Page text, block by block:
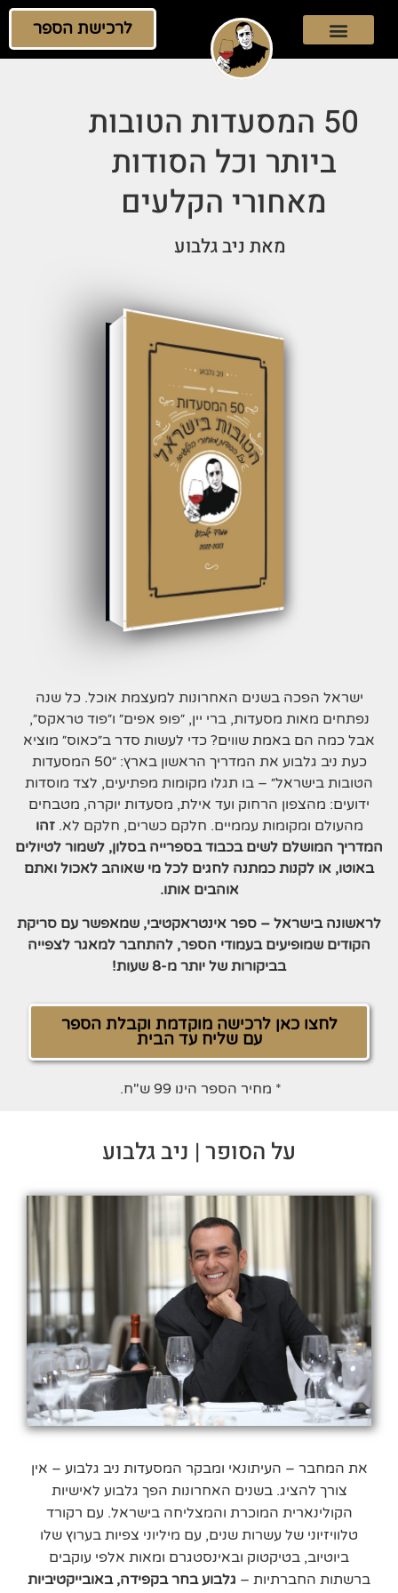
לרכישת הספר
50 המסעדות הטובות
ביותר וכל הסודות
מאחורי הקלעים
מאת ניב גלבוע
ישראל הפכה בשנים האחרונות למעצמת אוכל. כל שנה
נפתחים מאות מסעדות, ברי יין, ״פופ אפים״ ו״פוד טראקס״,
אבל כמה הם באמת שווים? כדי לעשות סדר ב״כאוס״ מוציא
כעת ניב גלבוע את המדריך הראשון בארץ: ״50 המסעדות
הטובות בישראל״ – בו תגלו מקומות מפתיעים, לצד מוסדות
ידועים: מהצפון הרחוק ועד אילת, מסעדות יוקרה, מטבחים
מהעולם ומקומות עממיים. חלקם כשרים, חלקם לא.זהו
המדריך המושלם לשים בכבוד בספרייה בסלון, לשמור לטיולים
באוטו, או לקנות כמתנה לחגים לכל מי שאוהב לאכול ואתם
אוהבים אותו.
לראשונה בישראל – ספר אינטראקטיבי, שמאפשר עם סריקת
הקודים שמופיעים בעמודי הספר, להתחבר למאגר לצפייה
בביקורות של יותר מ-8 שעות!
לחצו כאן לרכישה מוקדמת וקבלת הספר
עם שליח עד הבית
* מחיר הספר הינו 99 ש"ח.
על הסופר | ניב גלבוע
את המחבר – העיתונאי ומבקר המסעדות ניב גלבוע – אין
צורך להציג. בשנים האחרונות הפך גלבוע לאישיות
הקולינארית המוכרת והמצליחה בישראל. עם רקורד
טלוויזיוני של עשרות שנים, עם מיליוני צפיות בערוץ שלו
ביוטיוב, בטיקטוק ובאינסטגרם ומאות אלפי עוקבים
ברשתות החברתיות – גלבוע בחר בקפידה, באובייקטיביות